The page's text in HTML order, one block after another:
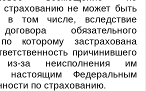
страхованию не может быть
в том числе, вследствие
обязательного
которому застрахована
причинившего
за неисполнения им
настоящим Федеральным
по страхованию.